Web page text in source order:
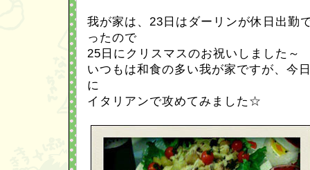
我が家は、23日はダーリンが休日出勤
ったので
25日にクリスマスのお祝いしました～
いつもは和食の多い我が家ですが、今
に
イタリアンで攻めてみました☆